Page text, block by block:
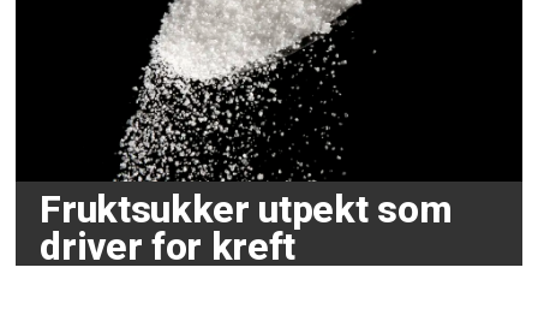
Fruktsukker utpekt som
driver for kreft